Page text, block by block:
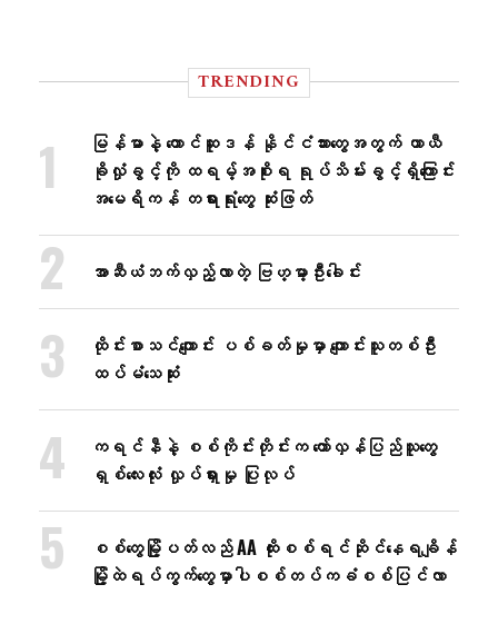
TRENDING
မြန်မာနဲ့ တောင်ဆူဒန် နိုင်ငံသားတွေအတွက် ယာယီ
ခိုလှုံခွင့်ကို ထရမ့်အစိုးရ ရုပ်သိမ်းခွင့်ရှိကြောင်း
အမေရိကန် တရားရုံးတွေ ဆုံးဖြတ်
အာဆီယံဘက်လှည့်လာတဲ့ ဗြဟ္မာ့ဦးခေါင်း
ထိုင်းစာသင်ကျောင်း ပစ်ခတ်မှုမှာ ကျောင်းသူတစ်ဦး
ထပ်မံသေဆုံး
ကရင်နီနဲ့ စစ်ကိုင်းတိုင်းက တော်လှန်ပြည်သူတွေ
ရှစ်လေးလုံး လှုပ်ရှားမှု ပြုလုပ်
စစ်တွေမြို့ပတ်လည် AA ထိုးစစ်ရင်ဆိုင်နေရချိန်
မြို့ထဲရပ်ကွက်တွေမှာပါစစ်တပ်ကခံစစ်ပြင်လာ